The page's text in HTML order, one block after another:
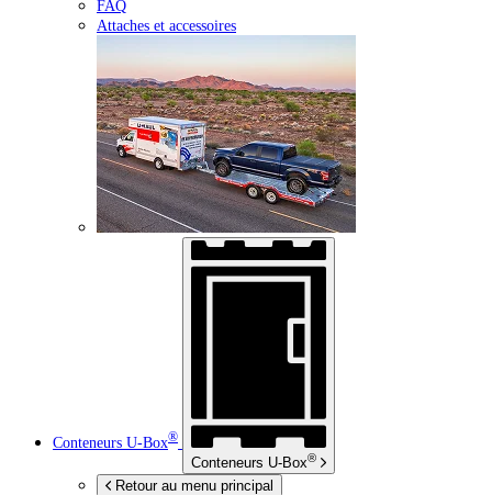
FAQ
Attaches et accessoires
Conteneurs U-Box®
Conteneurs U-Box®
Retour au menu principal